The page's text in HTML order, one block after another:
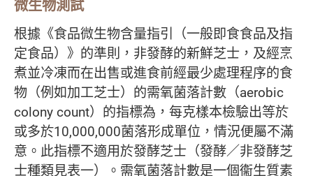
微生物測試
根據《食品微生物含量指引（一般即食食品及指
定食品）》的準則，非發酵的新鮮芝士，及經烹
煮並冷凍而在出售或進食前經最少處理程序的食
物（例如加工芝士）的需氧菌落計數（aerobic
colony count）的指標為，每克樣本檢驗出等於
或多於10,000,000菌落形成單位，情況便屬不滿
意。此指標不適用於發酵芝士（發酵／非發酵芝
士種類見表一）。需氧菌落計數是一個衞生質素